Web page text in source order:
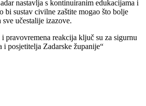
nastavlja s kontinuiranim edukacijama i
bi sustav civilne zaštite mogao što bolje
učestalije izazove.
pravovremena reakcija ključ su za sigurnu
i posjetitelja Zadarske županije“